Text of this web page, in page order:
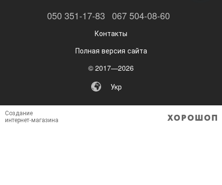
050 351-17-83 067 504-08-60
Контакты
Полная версия сайта
© 2017—2026
Укр
Создание
интернет-магазина